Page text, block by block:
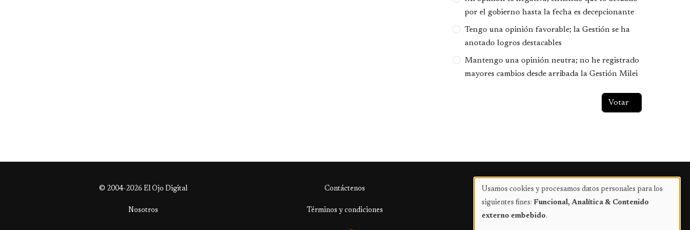
por el gobierno hasta la fecha es decepcionante
Tengo una opinión favorable; la Gestión se ha
anotado logros destacables
Mantengo una opinión neutra; no he registrado
mayores cambios desde arribada la Gestión Milei
© 2004-2026 El Ojo Digital Contáctenos Publicidad
Nosotros Términos y condiciones
Uso
de
Usamos cookies y procesamos datos personales para los
siguientes fines: Funcional, Analítica & Contenido
externo embebido.